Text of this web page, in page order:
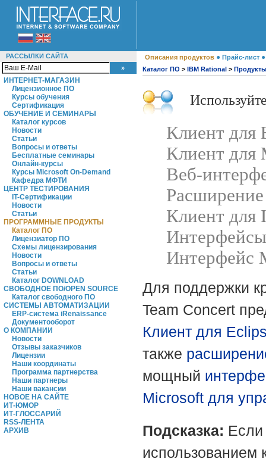
РАССЫЛКИ САЙТА
ИНТЕРНЕТ-МАГАЗИН
Лицензионное ПО
Курсы обучения
Сертификация
ОБУЧЕНИЕ И СЕМИНАРЫ
Каталог курсов
Новости
Статьи
Вопросы и ответы
Бесплатные семинары
Онлайн-курсы
Курсы Microsoft On-Demand
Кафедра МФТИ
ЦЕНТР ТЕСТИРОВАНИЯ
IT-Сертификации
Новости
Статьи
ПРОГРАММНЫЕ ПРОДУКТЫ
Каталог ПО
Лицензиатор ПО
Схемы лицензирования
Новости
Вопросы и ответы
Статьи
Каталог DOWNLOAD
СВОБОДНОЕ ПО/OPEN SOURCE
Каталог свободного ПО
СИСТЕМЫ АВТОМАТИЗАЦИИ
ERP-система iRenaissance
Документооборот
О КОМПАНИИ
Новости
Отзывы заказчиков
Лицензии
Наши координаты
Программа партнерства
Наши партнеры
Наши вакансии
НОВОЕ НА САЙТЕ
ИТ-ЮМОР
ИТ-ГЛОССАРИЙ
RSS-ЛЕНТА
АРХИВ
Описания продуктов ● Прайс-лист
Каталог ПО > IBM Rational > Продукты
Клиент для
Клиент для
Веб-
Клиент для
Интерфейс
Для поддержки
Team Concert
Клиент для
также
мощный
Microsoft для
Подсказка: Если
использованием